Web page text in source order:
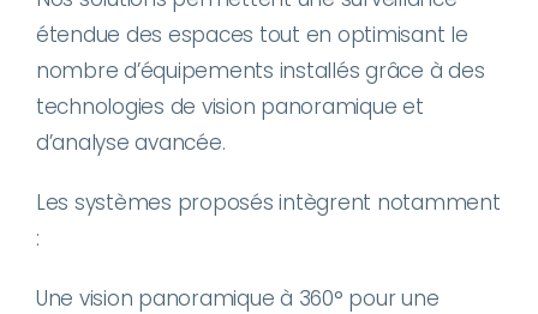
étendue des espaces tout en optimisant le
nombre d’équipements installés grâce à des
technologies de vision panoramique et
d’analyse avancée.
Les systèmes proposés intègrent notamment
:
Une vision panoramique à 360° pour une